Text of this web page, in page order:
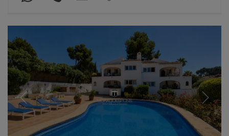
Previous Next